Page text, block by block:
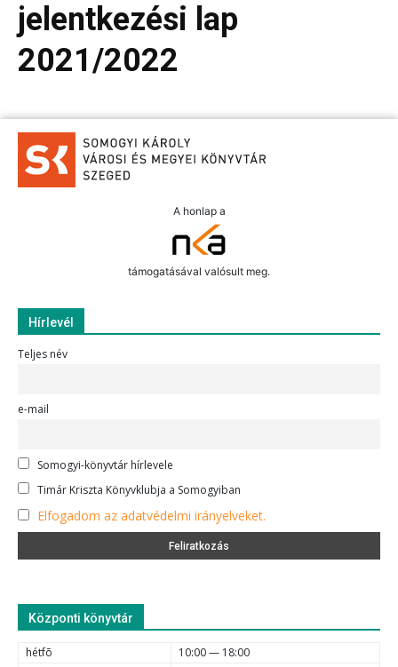
jelentkezési lap
2021/2022
A honlap a
támogatásával valósult meg.
Hírlevél
Teljes név
e-mail
Somogyi-könyvtár hírlevele
Timár Kriszta Könyvklubja a Somogyiban
Elfogadom az adatvédelmi irányelveket.
Központi könyvtár
hétfõ
10:00 — 18:00